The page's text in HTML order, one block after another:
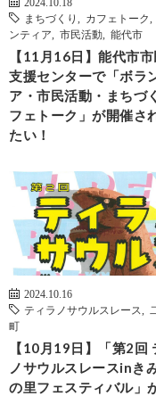
まちづくり
カフェトーク
ンティア
市民活動 能代市
【11月16日】能代市
支援センターで「ボラ
ア・市民活動・まちづ
フェトーク」が開催さ
たい！
2024.10.16
ティラノサウルスレース
町
【10月19日】「第2回
ノサウルスレースinき
の里フェスティバル」